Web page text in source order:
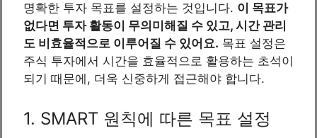
명확한 투자 목표를 설정하는 것입니다. 이 목표가
없다면 투자 활동이 무의미해질 수 있고, 시간 관리
도 비효율적으로 이루어질 수 있어요. 목표 설정은
주식 투자에서 시간을 효율적으로 활용하는 초석이
되기 때문에, 더욱 신중하게 접근해야 합니다.
1. SMART 원칙에 따른 목표 설정